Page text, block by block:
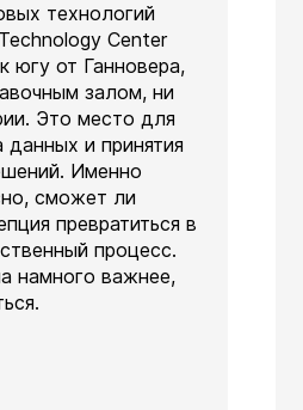
технологий
Center
югу от Ганновера,
залом, ни
Это место для
данных и принятия
Именно
сможет ли
превратиться в
процесс.
намного важнее,